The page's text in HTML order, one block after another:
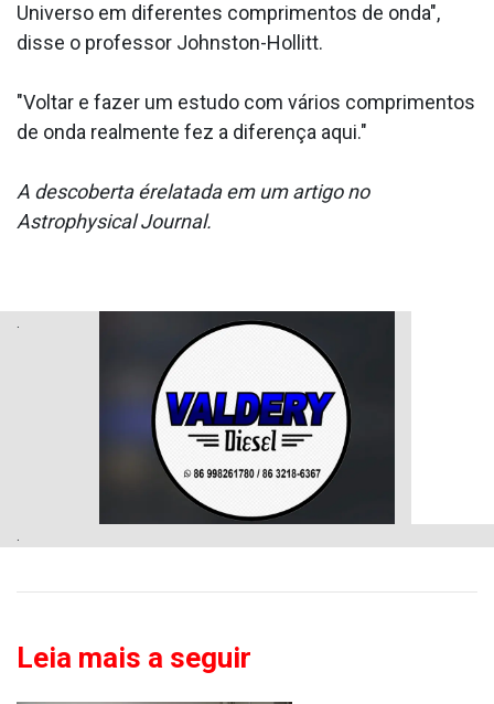
Universo em diferentes comprimentos de onda",
disse o professor Johnston-Hollitt.
"Voltar e fazer um estudo com vários comprimentos
de onda realmente fez a diferença aqui."
A descoberta érelatada em um artigo no
Astrophysical Journal.
.
Leia mais a seguir